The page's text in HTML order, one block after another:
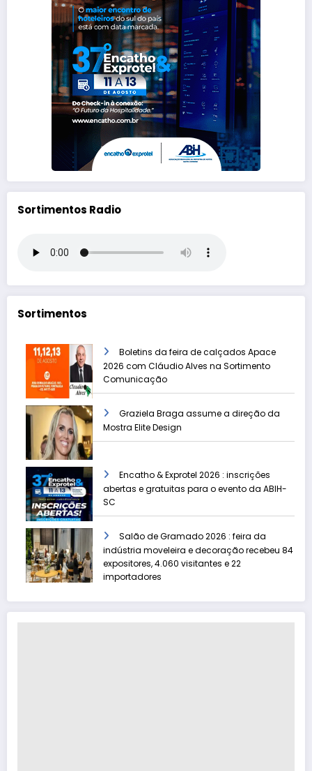
Sortimentos Radio
Sortimentos
Boletins da feira de calçados Apace
2026 com Cláudio Alves na Sortimento
Comunicação
Graziela Braga assume a direção da
Mostra Elite Design
Encatho & Exprotel 2026 : inscrições
abertas e gratuitas para o evento da ABIH-
SC
Salão de Gramado 2026 : feira da
indústria moveleira e decoração recebeu 84
expositores, 4.060 visitantes e 22
importadores